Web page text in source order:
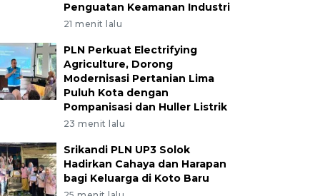
Penguatan Keamanan Industri
21 menit lalu
PLN Perkuat Electrifying
Agriculture, Dorong
Modernisasi Pertanian Lima
Puluh Kota dengan
Pompanisasi dan Huller Listrik
23 menit lalu
Srikandi PLN UP3 Solok
Hadirkan Cahaya dan Harapan
bagi Keluarga di Koto Baru